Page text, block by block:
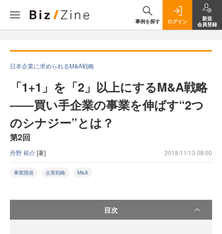
事例を探す ログイン
新規
会員登録
日本企業に求められるM&A戦略
「1+1」を「2」以上にするM&A戦略
――買い手企業の事業を伸ばす“2つ
のシナジー”とは？
第2回
丹野 裕介[著] 2018/11/13 08:00
事業開発 企業戦略 M&A
目次